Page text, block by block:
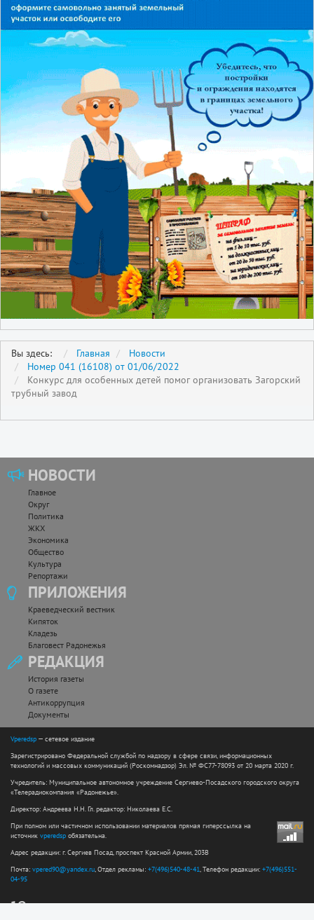
Вы здесь: Главная
Новости
Номер 041 (16108) от 01/06/2022
Конкурс для особенных детей помог организовать Загорский
трубный завод
НОВОСТИ
Главное
Округ
Политика
ЖКХ
Экономика
Общество
Культура
Репортажи
ПРИЛОЖЕНИЯ
Краеведческий вестник
Кипяток
Кладезь
Благовест Радонежья
РЕДАКЦИЯ
История газеты
О газете
Антикоррупция
Документы
Vperedsp — сетевое издание
Зарегистрировано Федеральной службой по надзору в сфере связи, информационных
технологий и массовых коммуникаций (Роскомнадзор) Эл. № ФС77-78093 от 20 марта 2020 г.
Учредитель: Муниципальное автономное учреждение Сергиево-Посадского городского округа
«Телерадиокомпания «Радонежье».
Директор: Андреева Н.Н. Гл. редактор: Николаева Е.С.
При полном или частичном использовании материалов прямая гиперссылка на
источник vperedsp обязательна.
Адрес редакции: г. Сергиев Посад, проспект Красной Армии, 203В
Почта: vpered90@yandex.ru, Отдел рекламы: +7(496)540-48-41, Телефон редакции: +7(496)551-
04-95
12+